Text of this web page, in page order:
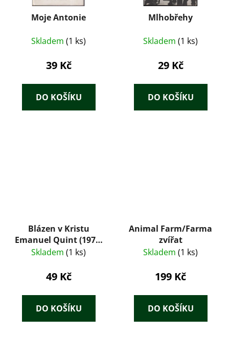
Moje Antonie
Skladem (1 ks)
39 Kč
DO KOŠÍKU
Mlhobřehy
Skladem (1 ks)
29 Kč
DO KOŠÍKU
Blázen v Kristu
Emanuel Quint (1975)
– Gerhart
Skladem (1 ks)
49 Kč
DO KOŠÍKU
Animal Farm/Farma
zvířat
Skladem (1 ks)
199 Kč
DO KOŠÍKU